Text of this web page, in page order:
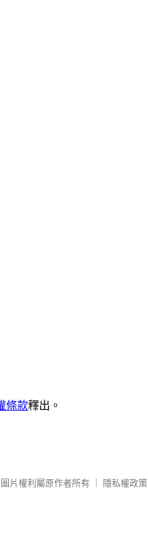
條款釋出。
片權利屬原作者所有 隱私權政策